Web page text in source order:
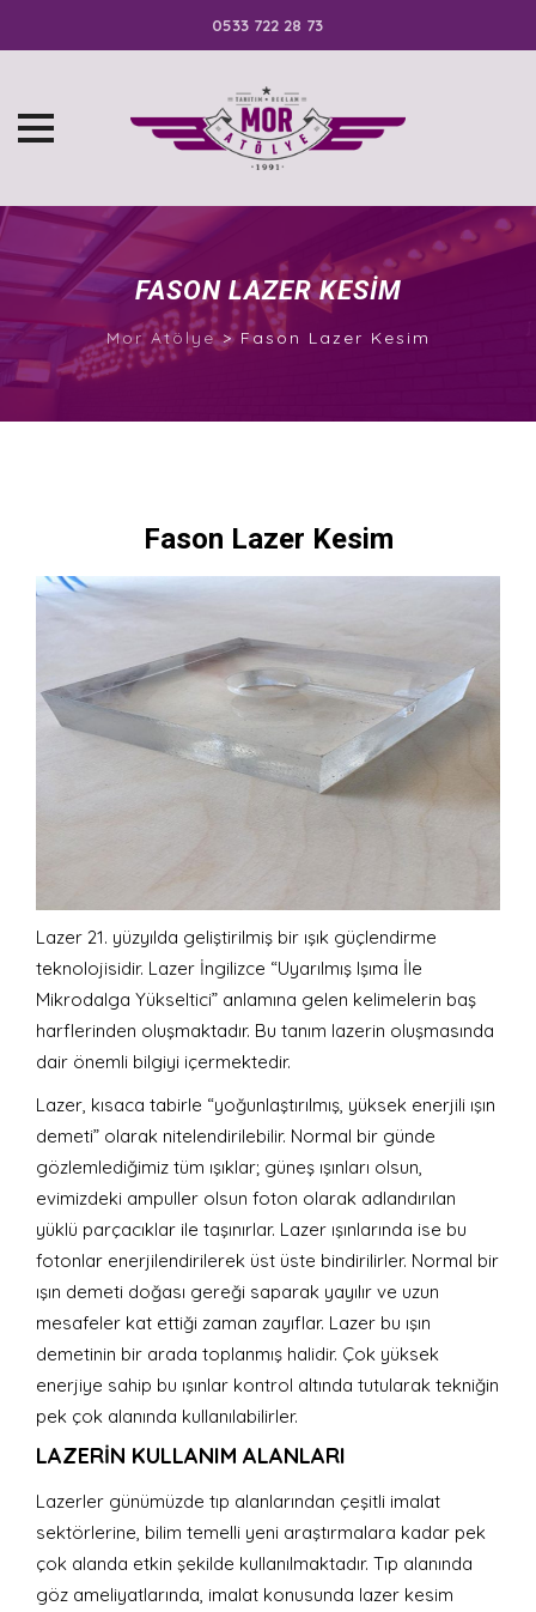
0533 722 28 73
Skip
to
content
FASON LAZER KESIM
Mor Atölye> Fason Lazer Kesim
Fason Lazer Kesim
Lazer 21. yüzyılda geliştirilmiş bir ışık güçlendirme
teknolojisidir. Lazer İngilizce “Uyarılmış Işıma İle
Mikrodalga Yükseltici” anlamına gelen kelimelerin baş
harflerinden oluşmaktadır. Bu tanım lazerin oluşmasında
dair önemli bilgiyi içermektedir.
Lazer, kısaca tabirle “yoğunlaştırılmış, yüksek enerjili ışın
demeti” olarak nitelendirilebilir. Normal bir günde
gözlemlediğimiz tüm ışıklar; güneş ışınları olsun,
evimizdeki ampuller olsun foton olarak adlandırılan
yüklü parçacıklar ile taşınırlar. Lazer ışınlarında ise bu
fotonlar enerjilendirilerek üst üste bindirilirler. Normal bir
ışın demeti doğası gereği saparak yayılır ve uzun
mesafeler kat ettiği zaman zayıflar. Lazer bu ışın
demetinin bir arada toplanmış halidir. Çok yüksek
enerjiye sahip bu ışınlar kontrol altında tutularak tekniğin
pek çok alanında kullanılabilirler.
LAZERIN KULLANIM ALANLARI
Lazerler günümüzde tıp alanlarından çeşitli imalat
sektörlerine, bilim temelli yeni araştırmalara kadar pek
çok alanda etkin şekilde kullanılmaktadır. Tıp alanında
göz ameliyatlarında, imalat konusunda lazer kesim